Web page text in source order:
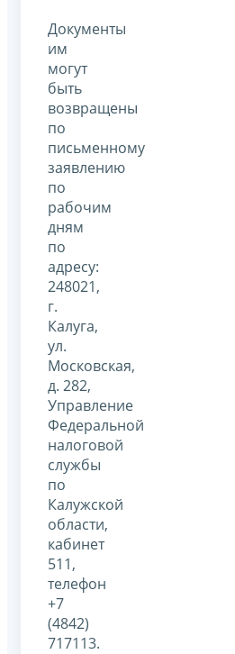
Документы
им
могут
быть
возвращены
по
письменному
заявлению
по
рабочим
дням
по
адресу:
248021,
г.
Калуга,
ул.
Московская,
д. 282,
Управление
Федеральной
налоговой
службы
по
Калужской
области,
кабинет
511,
телефон
+7
(4842)
717113.